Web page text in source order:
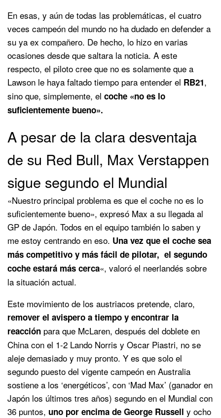
En esas, y aún de todas las problemáticas, el cuatro
veces campeón del mundo no ha dudado en defender a
su ya ex compañero. De hecho, lo hizo en varias
ocasiones desde que saltara la noticia. A este
respecto, el piloto cree que no es solamente que a
Lawson le haya faltado tiempo para entender el RB21,
sino que, simplemente, el coche «no es lo
suficientemente bueno».
A pesar de la clara desventaja
de su Red Bull, Max Verstappen
sigue segundo el Mundial
«Nuestro principal problema es que el coche no es lo
suficientemente bueno», expresó Max a su llegada al
GP de Japón. Todos en el equipo también lo saben y
me estoy centrando en eso. Una vez que el coche sea
más competitivo y más fácil de pilotar, el segundo
coche estará más cerca«, valoró el neerlandés sobre
la situación actual.
Este movimiento de los austriacos pretende, claro,
remover el avispero a tiempo y encontrar la
reacción para que McLaren, después del doblete en
China con el 1-2 Lando Norris y Oscar Piastri, no se
aleje demasiado y muy pronto. Y es que solo el
segundo puesto del vigente campeón en Australia
sostiene a los ‘energéticos’, con ‘Mad Max’ (ganador en
Japón los últimos tres años) segundo en el Mundial con
36 puntos, uno por encima de George Russell y ocho